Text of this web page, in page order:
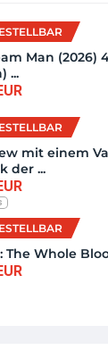
Man (2026)
...
mit einem
der ...
The Whole